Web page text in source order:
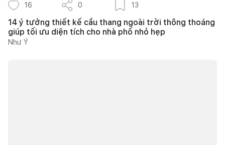
16 0 13
14 ý tưởng thiết kế cầu thang ngoài trời thông thoáng
giúp tối ưu diện tích cho nhà phố nhỏ hẹp
Như Ý